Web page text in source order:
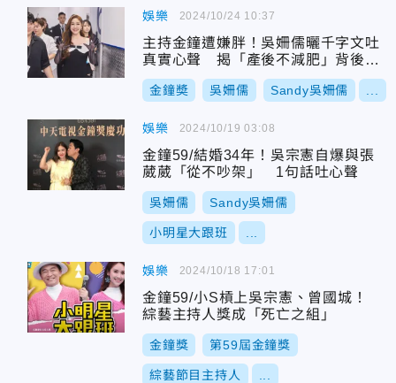
娛樂
主持金鐘遭嫌胖！吳姍儒曬千字文吐
真實心聲 揭「產後不減肥」背後原
因
金鐘奬 吳姍儒 Sandy吳姍儒
2024/10/24 10:37
娛樂
金鐘59/結婚34年！吳宗憲自爆與張
葳葳「從不吵架」 1句話吐心聲
吳姍儒 Sandy吳姍儒
小明星大跟班
2024/10/19 03:08
娛樂
金鐘59/小S槓上吳宗憲、曾國城！
綜藝主持人獎成「死亡之組」
金鐘獎 第59屆金鐘獎
綜藝節目主持人
2024/10/18 17:01